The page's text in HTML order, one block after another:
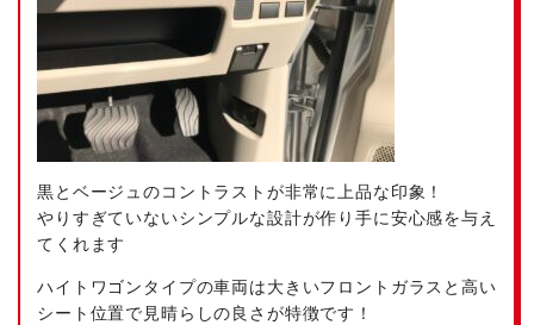
黒とベージュのコントラストが非常に上品な印象！
やりすぎていないシンプルな設計が作り手に安心感を与え
てくれます
ハイトワゴンタイプの車両は大きいフロントガラスと高い
シート位置で見晴らしの良さが特徴です！